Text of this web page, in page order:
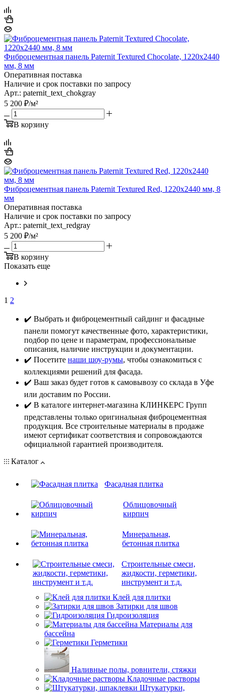
Фиброцементная панель Paternit Textured Chocolate, 1220х2440
мм, 8 мм
Оперативная поставка
Наличие и срок поставки по запросу
Арт.: paternit_text_chokgray
5 200 ₽/м²
В корзину
Фиброцементная панель Paternit Textured Red, 1220х2440 мм, 8
мм
Оперативная поставка
Наличие и срок поставки по запросу
Арт.: paternit_text_redgray
5 200 ₽/м²
В корзину
Показать еще
1 2
✔️ Выбрать и фиброцементный сайдинг и фасадные
панели помогут качественные фото, характеристики,
подбор по цене и параметрам, профессиональные
описания, наличие инструкции и документации.
✔️ Посетите наши шоу-румы, чтобы ознакомиться с
коллекциями решений для фасада.
✔️ Ваш заказ будет готов к самовывозу со склада в Уфе
или доставим по России.
✔️ В каталоге интернет-магазина КЛИНКЕРС Групп
представлены только оригинальная фиброцементная
продукция. Все строительные материалы в продаже
имеют сертификат соответствия и сопровождаются
официальной гарантией производителя.
Каталог
Фасадная плитка
Облицовочный
кирпич
Минеральная,
бетонная плитка
Строительные смеси,
жидкости, герметики,
инструмент и т.д.
Клей для плитки
Затирки для швов
Гидроизоляция
Материалы для
бассейна
Герметики
Наливные полы, ровнители, стяжки
Кладочные растворы
Штукатурки,